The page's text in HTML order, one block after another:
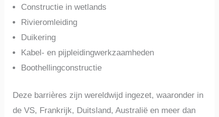
Constructie in wetlands
Rivieromleiding
Duikering
Kabel- en pijpleidingwerkzaamheden
Boothellingconstructie
Deze barrières zijn wereldwijd ingezet, waaronder in
de VS, Frankrijk, Duitsland, Australië en meer dan